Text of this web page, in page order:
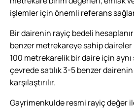
işlemler için önemli referans
Bir dairenin rayiç bedeli
benzer metrekareye sahip
100 metrekarelik bir daire için aynı
çevrede satılık 3-5 benzer
karşılaştırılır.
Gayrimenkulde resmi rayiç değer